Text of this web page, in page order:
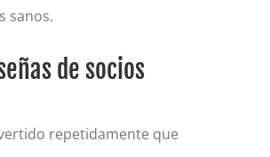
sanos.
de socios
repetidamente que